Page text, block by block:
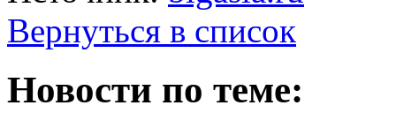
Вернуться в список
Новости по теме: